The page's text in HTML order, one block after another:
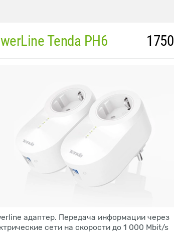
Tenda PH6 1750
адаптер. Передача информации через
сети на скорости до 1 000 Mbit/s